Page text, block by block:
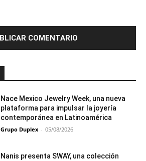
Nace Mexico Jewelry Week, una nueva
plataforma para impulsar la joyería
contemporánea en Latinoamérica
Grupo Duplex - 05/08/2026
Nanis presenta SWAY, una colección